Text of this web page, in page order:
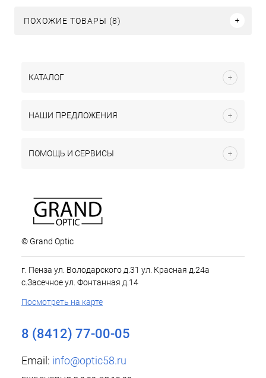
ПОХОЖИЕ ТОВАРЫ (8)
КАТАЛОГ
НАШИ ПРЕДЛОЖЕНИЯ
ПОМОЩЬ И СЕРВИСЫ
© Grand Optic
г. Пенза ул. Володарского д.31 ул. Красная д.24а
с.Засечное ул. Фонтанная д.14
Посмотреть на карте
8 (8412) 77-00-05
Email: info@optic58.ru